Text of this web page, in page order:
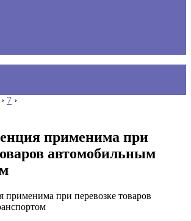
› 7 ›
применима при
автомобильным